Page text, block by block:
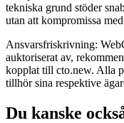
tekniska grund stöder
utan att kompromissa
Ansvarsfriskrivning:
auktoriserat av,
kopplat till cto.new. Alla
tillhör sina respektive
Du kanske